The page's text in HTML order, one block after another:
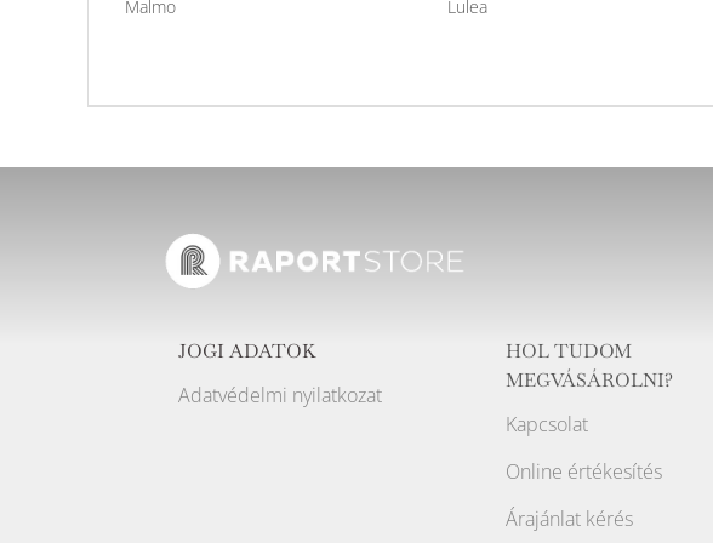
Malmo Lulea
JOGI ADATOK
Adatvédelmi nyilatkozat
HOL TUDOM
MEGVÁSÁROLNI?
Kapcsolat
Online értékesítés
Árajánlat kérés